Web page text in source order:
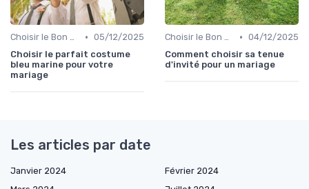
Choisir le Bon Costume • 05/12/2025
Choisir le parfait costume
bleu marine pour votre
mariage
Choisir le Bon Costume • 04/12/2025
Comment choisir sa tenue
d'invité pour un mariage
Les articles par date
Janvier 2024
Février 2024